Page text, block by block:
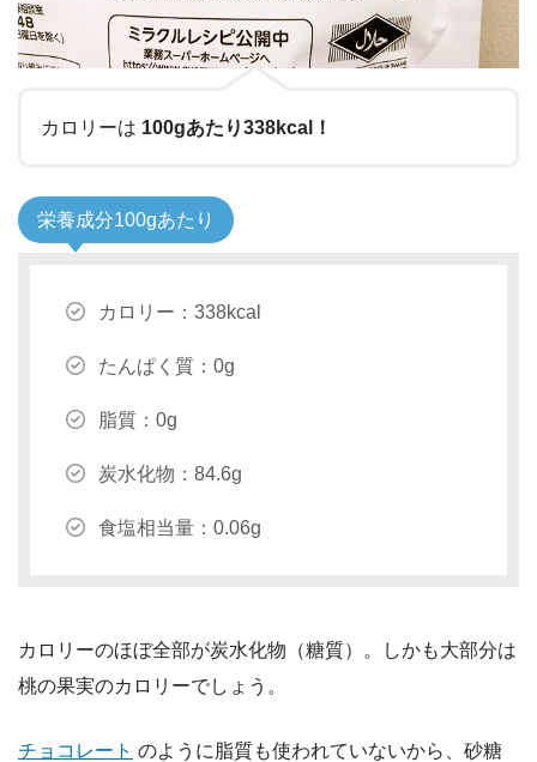
カロリーは 100gあたり338kcal！
栄養成分100gあたり
カロリー：338kcal
たんぱく質：0g
脂質：0g
炭水化物：84.6g
食塩相当量：0.06g
カロリーのほぼ全部が炭水化物（糖質）。しかも大部分は
桃の果実のカロリーでしょう。
チョコレート のように脂質も使われていないから、砂糖